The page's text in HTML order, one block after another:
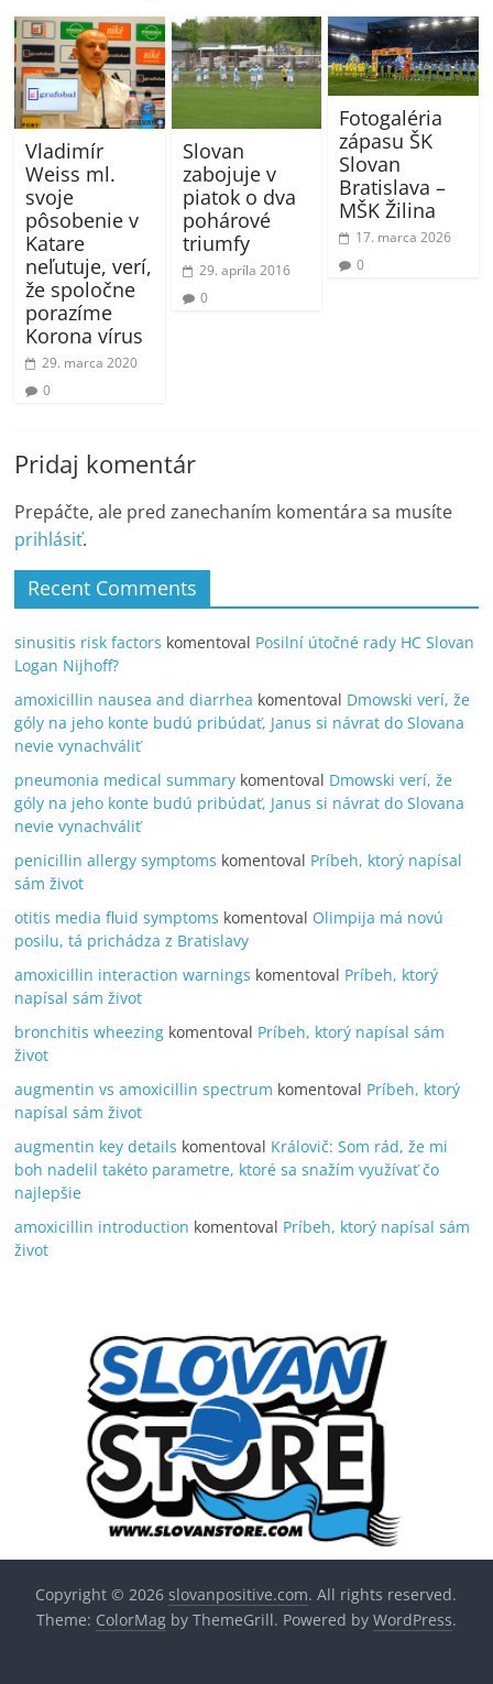
Vladimír
Weiss ml.
svoje
pôsobenie v
Katare
neľutuje, verí,
že spoločne
porazíme
Korona vírus
29. marca 2020
0
Slovan
zabojuje v
piatok o dva
pohárové
triumfy
29. apríla 2016
0
Fotogaléria
zápasu ŠK
Slovan
Bratislava –
MŠK Žilina
17. marca 2026
0
Pridaj komentár
Prepáčte, ale pred zanechaním komentára sa musíte
prihlásiť.
Recent Comments
sinusitis risk factors komentoval Posilní útočné rady HC Slovan
Logan Nijhoff?
amoxicillin nausea and diarrhea komentoval Dmowski verí, že
góly na jeho konte budú pribúdať, Janus si návrat do Slovana
nevie vynachváliť
pneumonia medical summary komentoval Dmowski verí, že
góly na jeho konte budú pribúdať, Janus si návrat do Slovana
nevie vynachváliť
penicillin allergy symptoms komentoval Príbeh, ktorý napísal
sám život
otitis media fluid symptoms komentoval Olimpija má novú
posilu, tá prichádza z Bratislavy
amoxicillin interaction warnings komentoval Príbeh, ktorý
napísal sám život
bronchitis wheezing komentoval Príbeh, ktorý napísal sám
život
augmentin vs amoxicillin spectrum komentoval Príbeh, ktorý
napísal sám život
augmentin key details komentoval Královič: Som rád, že mi
boh nadelil takéto parametre, ktoré sa snažím využívať čo
najlepšie
amoxicillin introduction komentoval Príbeh, ktorý napísal sám
život
Copyright © 2026slovanpositive.com. All rights reserved.
Theme: ColorMagby ThemeGrill. Powered by WordPress.